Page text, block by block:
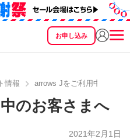
お申し込み
情報 arrows Jをご利用中のお客
のお客さまへ
2021年2月1日